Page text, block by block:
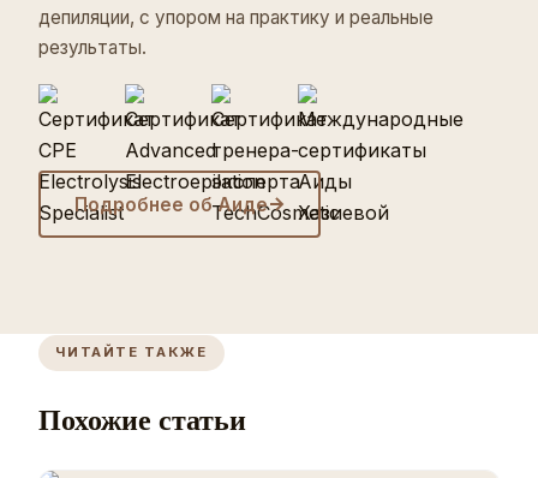
депиляции, с упором на практику и реальные
результаты.
Подробнее об Аиде
ЧИТАЙТЕ ТАКЖЕ
Похожие статьи